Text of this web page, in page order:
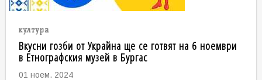
култура
Вкусни гозби от Украйна ще се готвят на 6 ноември
в Етнографския музей в Бургас
01 ноем. 2024